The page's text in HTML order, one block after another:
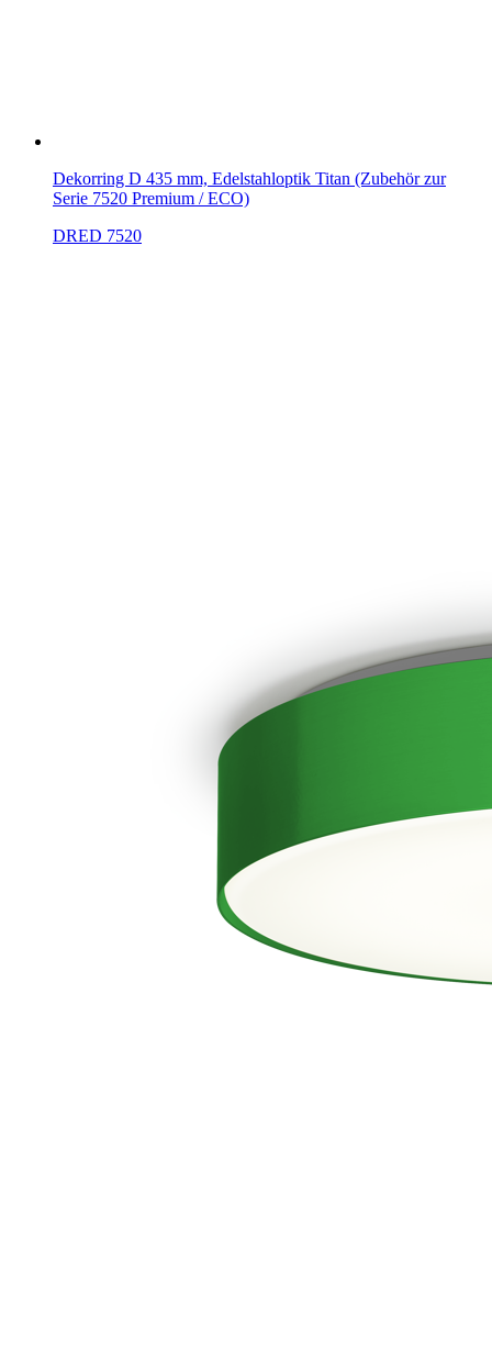
Dekorring D 435 mm, Edelstahloptik Titan (Zubehör zur
Serie 7520 Premium / ECO)
DRED 7520